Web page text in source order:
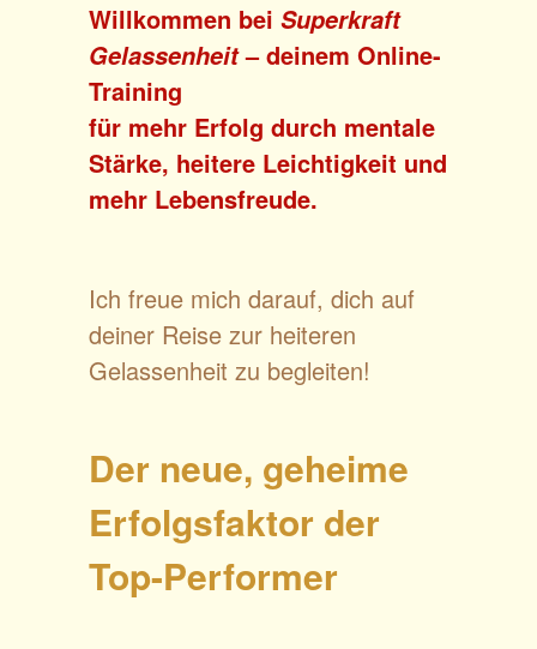
Willkommen bei Superkraft
Gelassenheit– deinem Online-
Training
für mehr Erfolg durch mentale
Stärke, heitere Leichtigkeit und
mehr Lebensfreude.
Ich freue mich darauf, dich auf
deiner Reise zur heiteren
Gelassenheit zu begleiten!
Der neue, geheime
Erfolgsfaktor der
Top-Performer